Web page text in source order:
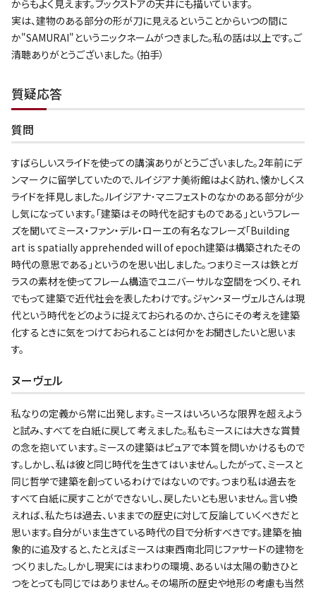
からもよく見えます。ブックストアの天井にも描いています。
実は、建物のある部分の形が刀に見えるということからいつの間に
か"SAMURAI"というニックネームがつきました。私の話は以上です。ご
清聴ありがとうございました。（拍手）
質疑応答
質問
すばらしいスライドを使っての講演ありがとうございました。2年前にデ
ンマークに留学していたので、ルイジアナ美術館はよく訪れ、懐かしくス
ライドを拝見しました。ルイジアナ･マニフェストのなかのある部分が少
し気になっています。「建築はその時代を記すものである」というフレー
ズを聞いてミース・ファン・デル・ローエの有名なフレーズ「Building
art is spatially apprehended will of epoch建築は構築されたその
時代の意思である」というのを思い出しました。つまりミースは鉄とガ
ラスの素材を使ってフレーム構造でユニバーサルな空間をつくり、それ
でもって建築で近代社会を表したわけです。ジャン・ヌーヴェルさんは現
代という時代をどのように捉えておられるのか、さらにその考えを建築
化するときに気をつけておられることは何かをお聞きしたいと思いま
す。
ヌーヴェル
私なりの定義から常に出発します。ミースはいろいろな限界を超えよう
と試み、すべてを白紙に戻して考えました。私もミースには大きな賞賛
の念を抱いています。ミースの建築はピュアで本質を問いかけるもので
す。しかし、私は彼と同じ時代を生きてはいません。したがって、ミースと
同じ哲学で建築を創っているわけではないのです。つまり私は過去を
すべて白紙に戻すことができないし、戻したいとも思いません。言い換
えれば、私たちは過去、いままでの歴史に対して反論していくべきだと
思います。自分がいま生きている時代の目で分析すべきです。建築を抽
象的に追及すると、たとえばミースは東西南北同じファサードの建物を
つくりました。しかし現実にはまわりの環境、あるいは太陽の動きひと
つをとっても同じではありません。その場所の歴史や地形の考慮も当然